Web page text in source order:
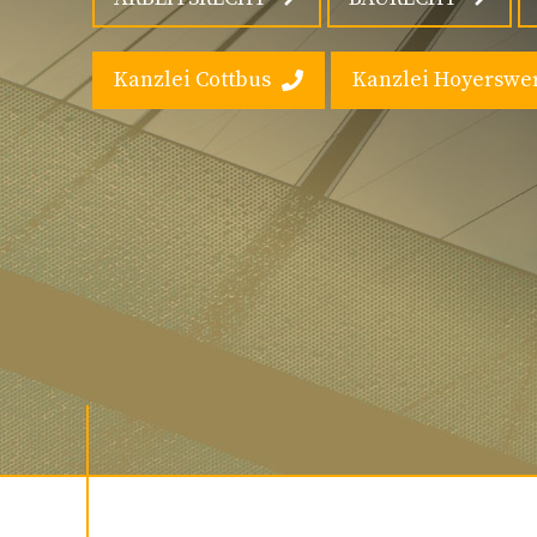
Kanzlei Cottbus Kanzlei